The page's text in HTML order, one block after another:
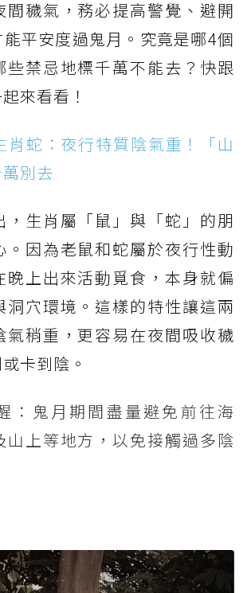
間穢氣，務必提高警覺、避開
平安度過鬼月。究竟是哪4個
些禁忌地標千萬不能去？快跟
來看看！
肖蛇：夜行特質陰氣重！「山
別去
，生肖屬「鼠」與「蛇」的朋
。因為老鼠和蛇屬於夜行性動
晚上出來活動覓食，本身就偏
洞穴環境。這樣的特性讓這兩
氣稍重，更容易在夜間吸收穢
卡到陰。
：鬼月期間盡量避免前往海
山上等地方，以免接觸過多陰